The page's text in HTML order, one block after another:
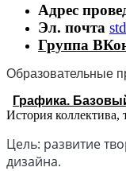
Адрес
Эл. почта
Группа
Образовательные
Графика.
История коллектива,
Цель: развитие
дизайна.